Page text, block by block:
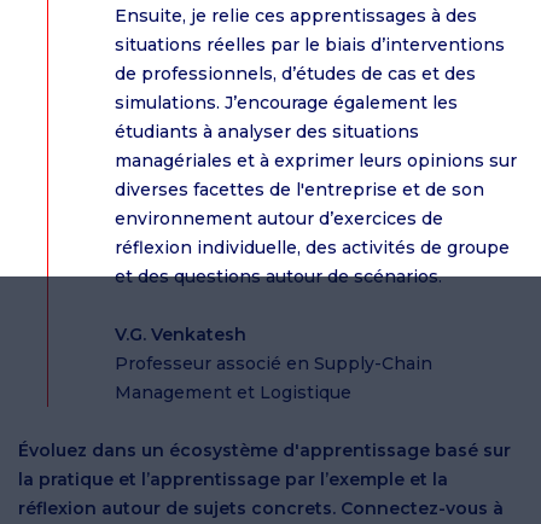
Ensuite, je relie ces apprentissages à des
situations réelles par le biais d’interventions
de professionnels, d’études de cas et des
simulations. J’encourage également les
étudiants à analyser des situations
managériales et à exprimer leurs opinions sur
diverses facettes de l'entreprise et de son
environnement autour d’exercices de
réflexion individuelle, des activités de groupe
et des questions autour de scénarios.
V.G. Venkatesh
Professeur associé en Supply-Chain
Management et Logistique
Évoluez dans un écosystème d'apprentissage basé sur
la pratique et l’apprentissage par l’exemple et la
réflexion autour de sujets concrets. Connectez-vous à